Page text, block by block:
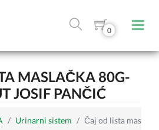
0
MASLAČKA 80G-
JOSIF PANČIĆ
Urinarni sistem Čaj od lista